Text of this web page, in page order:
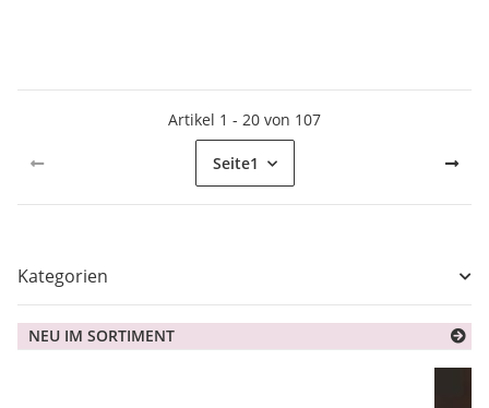
Artikel 1 - 20 von 107
Seite1
Kategorien
NEU IM SORTIMENT